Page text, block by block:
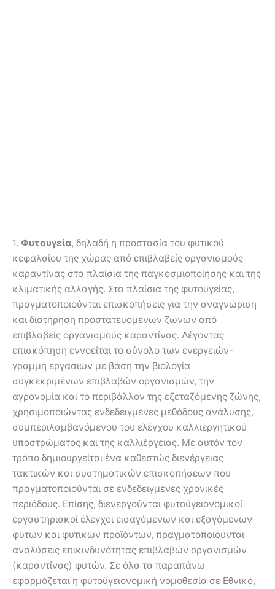
1. Φυτουγεία, δηλαδή η προστασία του φυτικού
κεφαλαίου της χώρας από επιβλαβείς οργανισμούς
καραντίνας στα πλαίσια της παγκοσμιοποίησης και της
κλιματικής αλλαγής. Στα πλαίσια της φυτουγείας,
πραγματοποιούνται επισκοπήσεις για την αναγνώριση
και διατήρηση προστατευομένων ζωνών από
επιβλαβείς οργανισμούς καραντίνας. Λέγοντας
επισκόπηση εννοείται το σύνολο των ενεργειών-
γραμμή εργασιών με βάση την βιολογία
συγκεκριμένων επιβλαβών οργανισμών, την
αγρονομία και το περιβάλλον της εξεταζόμενης ζώνης,
χρησιμοποιώντας ενδεδειγμένες μεθόδους ανάλυσης,
συμπεριλαμβανόμενου του ελέγχου καλλιεργητικού
υποστρώματος και της καλλιέργειας. Με αυτόν τον
τρόπο δημιουργείται ένα καθεστώς διενέργειας
τακτικών και συστηματικών επισκοπήσεων που
πραγματοποιούνται σε ενδεδειγμένες χρονικές
περιόδους. Επίσης, διενεργούνται φυτοϋγειονομικοί
εργαστηριακοί έλεγχοι εισαγόμενων και εξαγόμενων
φυτών και φυτικών προϊόντων, πραγματοποιούνται
αναλύσεις επικινδυνότητας επιβλαβών οργανισμών
(καραντίνας) φυτών. Σε όλα τα παραπάνω
εφαρμόζεται η φυτοϋγειονομική νομοθεσία σε Εθνικό,